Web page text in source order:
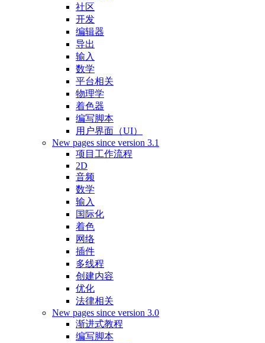
社区
开发
编辑器
导出
输入
数学
平台相关
物理学
着色器
编写脚本
用户界面（UI）
New pages since version 3.1
项目工作流程
2D
音频
数学
输入
国际化
着色
网络
插件
多线程
创建内容
优化
法律相关
New pages since version 3.0
渐进式教程
编写脚本